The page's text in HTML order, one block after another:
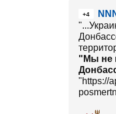
+4
"Мы не
"https://